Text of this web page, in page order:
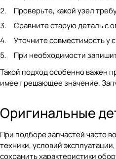
Проверьте, какой узел
Сравните старую деталь с
Уточните совместимость у
При необходимости
Такой подход особенно важен
имеет решающее значение.
Оригинальные
При подборе запчастей часто
техники, условий
сохранить характеристики